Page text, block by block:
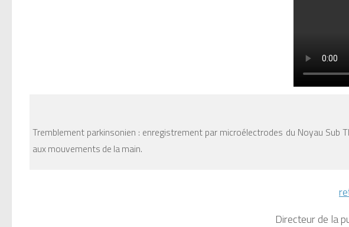
Tremblement parkinsonien : enregistrement par microélectrodes du Noyau Sub
aux mouvements de la main.
Directeur de la